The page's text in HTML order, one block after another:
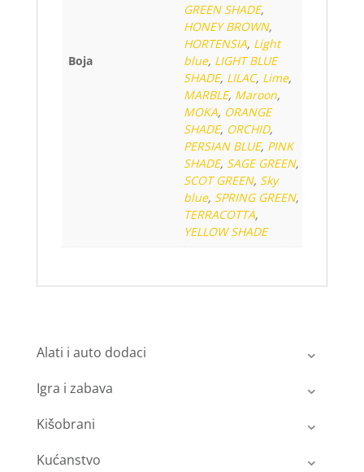
Boja
GREEN SHADE,
HONEY BROWN,
HORTENSIA, Light
blue, LIGHT BLUE
SHADE, LILAC, Lime,
MARBLE, Maroon,
MOKA, ORANGE
SHADE, ORCHID,
PERSIAN BLUE, PINK
SHADE, SAGE GREEN,
SCOT GREEN, Sky
blue, SPRING GREEN,
TERRACOTTA,
YELLOW SHADE
Alati i auto dodaci
Igra i zabava
Kišobrani
Kućanstvo